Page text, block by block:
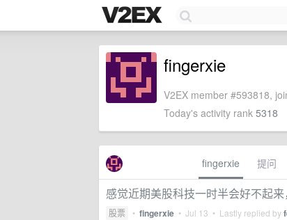
fingerxie
V2EX member #593818,
Today's activity rank 5318
fingerxie 提问
感觉近期美股科技一时半会好不起来
股票 • fingerxie • Jul 13 • Lastly replied by